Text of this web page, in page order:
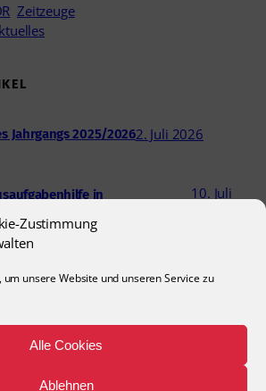
Zustimmung
unsere Website und unseren Service zu
Alle Cookies
Ablehnen
Zeitzeuge
Jahrgangs 2025/20262. Juli 2026
in
10. Juli
und das Quartier 24. Juni 2026
was“
18. Juni